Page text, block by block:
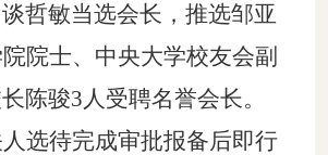
哲敏当选会长，推选邹亚
院士、中央大学校友会副
陈骏3人受聘名誉会长。
选待完成审批报备后即行